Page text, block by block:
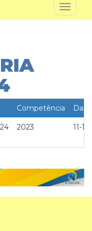
Competência Data
2023 11-